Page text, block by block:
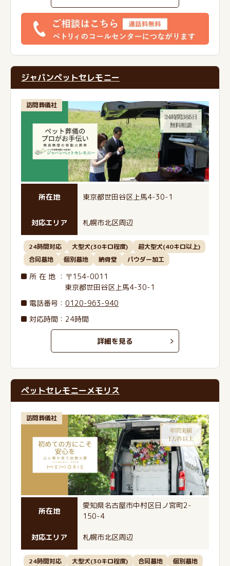
ジャパンペットセレモニー
訪問葬儀社
所在地 東京都世田谷区上馬4-30-1
対応エリア 札幌市北区周辺
24時間対応 大型犬(30キロ程度)
超大型犬(40キロ以上)
合同墓地
個別墓地 納骨堂 パウダー加工
所在地 ：〒154-0011
東京都世田谷区上馬4-30-1
電話番号 ：0120-963-940
対応時間：24時間
詳細を見る
ペットセレモニーメモリス
訪問葬儀社
所在地
愛知県名古屋市中村区日ノ宮町2-
150-4
対応エリア 札幌市北区周辺
24時間対応 大型犬(30キロ程度) 合同墓地
個別墓地